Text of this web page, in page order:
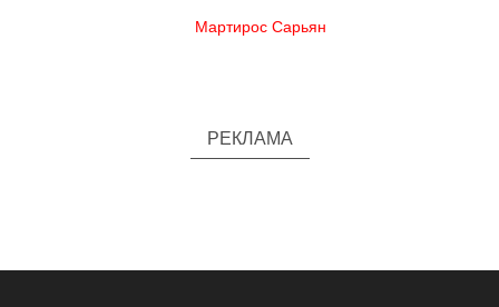
Мартирос Сарьян
РЕКЛАМА